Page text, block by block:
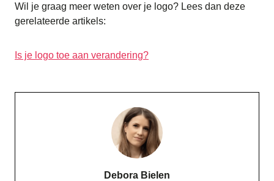
Wil je graag meer weten over je logo? Lees dan deze
gerelateerde artikels:
Is je logo toe aan verandering?
Debora Bielen